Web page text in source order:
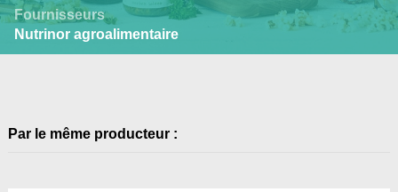
Fournisseurs
Nutrinor agroalimentaire
Par le même producteur :